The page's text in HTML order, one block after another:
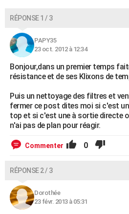
COPAINS D'AVANT
S'inscrire
Se connecter
Lycées
Collèges
Primaires
Universités
Entreprises
Service militaire
Avis de recherche
AVIS DE DÉCÈS
Bricolage
Lifestyle
Culture
Sport
Auto
Television
Voyage
Cinema
RÉPONSE 1 / 3
PAPY35
23 oct. 2012 à 12:34
Bonjour,dans un premier temps
résistance et de ses Klixons de
Puis un nettoyage des filtres et
fermer ce post dites moi si c'est
top et si c'est une à sortie directe
n'ai pas de plan pour réagir.
Commenter 0
RÉPONSE 2 / 3
Dorothée
23 févr. 2013 à 05:31